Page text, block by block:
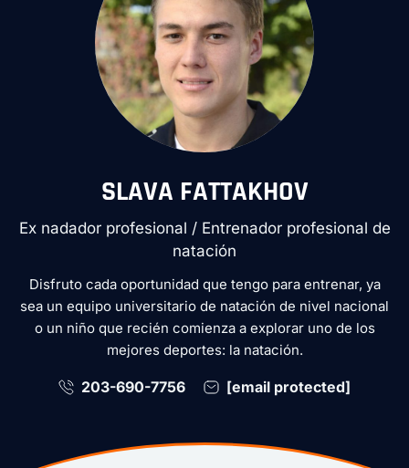
SLAVA FATTAKHOV
Ex nadador profesional / Entrenador profesional de
natación
Disfruto cada oportunidad que tengo para entrenar, ya
sea un equipo universitario de natación de nivel nacional
o un niño que recién comienza a explorar uno de los
mejores deportes: la natación.
203-690-7756 [email protected]